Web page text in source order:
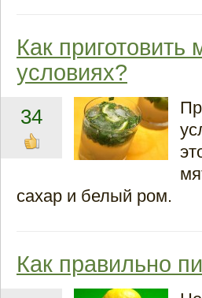
Как
условиях?
34
сахар и белый ром.
Как правильно